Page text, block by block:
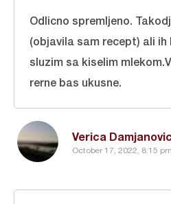
Verica Damjanovic
October 17, 2022, 8:15 pm
Odlicno spremljeno.
(objavila sam recept) ali ih
sluzim sa kiselim
rerne bas ukusne.